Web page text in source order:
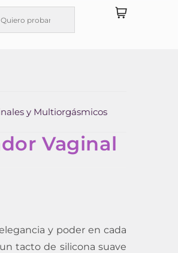
y Multiorgásmicos
Vaginal
y poder en cada
tacto de silicona suave